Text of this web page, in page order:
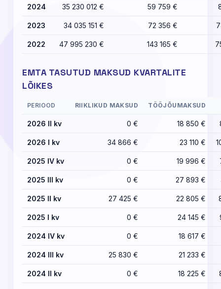
2024 35 230 012 € 59 759 €
2023 34 035 151 € 72 356 €
2022 47 995 230 € 143 165 €
EMTA TASUTUD MAKSUD KVARTALITE
LÕIKES
PERIOOD RIIKLIKUD MAKSUD TÖÖJÕUMAKSUD
2026 II kv 0 € 18 850 €
2026 I kv 34 866 € 23 110 €
2025 IV kv 0 € 19 996 €
2025 III kv 0 € 27 893 €
2025 II kv 27 425 € 22 805 €
2025 I kv 0 € 24 145 €
2024 IV kv 0 € 18 617 €
2024 III kv 25 830 € 21 233 €
2024 II kv 0 € 18 225 €